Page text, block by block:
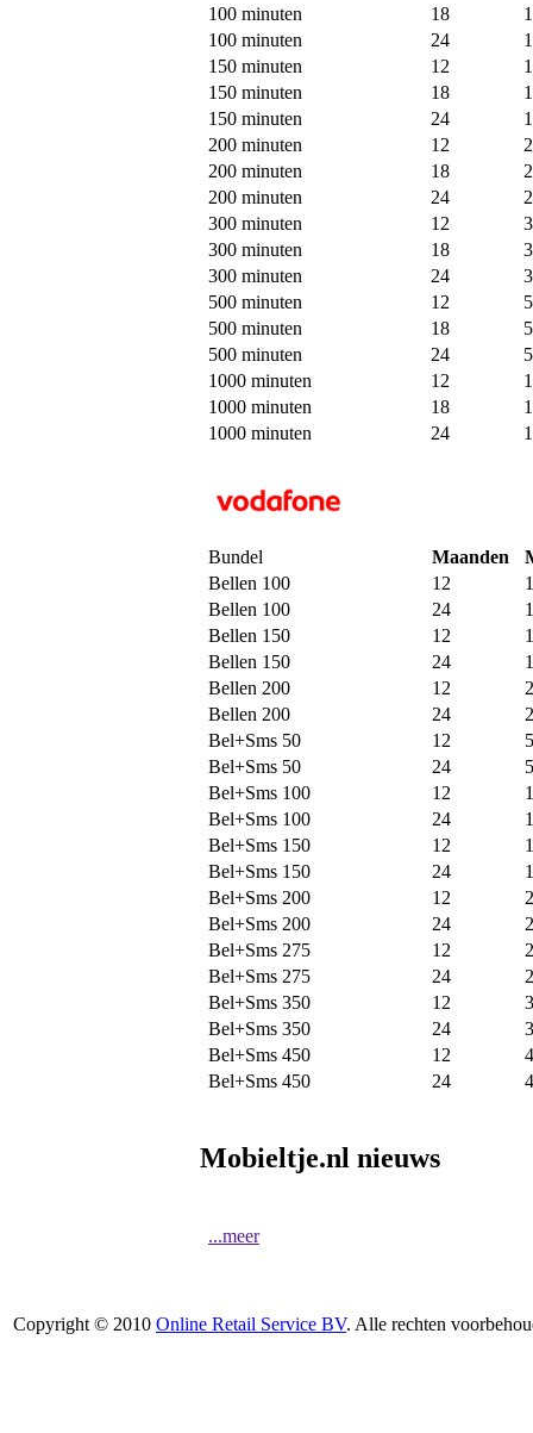
100 minuten
18
100 minuten
24
150 minuten
12
150 minuten
18
150 minuten
24
200 minuten
12
200 minuten
18
200 minuten
24
300 minuten
12
300 minuten
18
300 minuten
24
500 minuten
12
500 minuten
18
500 minuten
24
1000 minuten
12
1000 minuten
18
1000 minuten
24
Bundel Maanden
Bellen 100
12
Bellen 100
24
Bellen 150
12
Bellen 150
24
Bellen 200
12
Bellen 200
24
Bel+Sms 50
12
Bel+Sms 50
24
Bel+Sms 100
12
Bel+Sms 100
24
Bel+Sms 150
12
Bel+Sms 150
24
Bel+Sms 200
12
Bel+Sms 200
24
Bel+Sms 275
12
Bel+Sms 275
24
Bel+Sms 350
12
Bel+Sms 350
24
Bel+Sms 450
12
Bel+Sms 450
24
Mobieltje.nl nieuws
...meer
Copyright © 2010 Online Retail Service BV. Alle rechten